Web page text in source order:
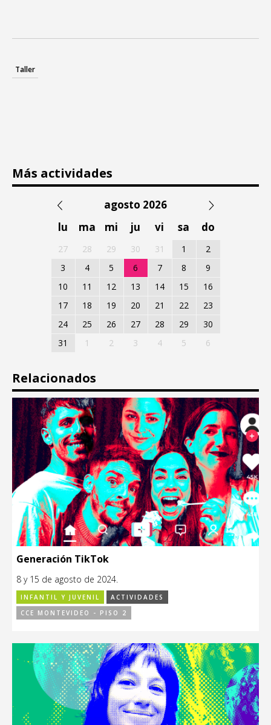
Taller
Más actividades
agosto 2026
lu
ma mi ju vi sa do
27 28 29 30 31 1
2
3
4 5 6 7 8
9
10
11 12 13 14 15
16
17
18 19 20 21 22
23
24
25 26 27 28 29
30
31
1 2 3 4 5 6
Relacionados
Generación TikTok
8 y 15 de agosto de 2024.
INFANTIL Y JUVENIL
ACTIVIDADES
CCE MONTEVIDEO - PISO 2